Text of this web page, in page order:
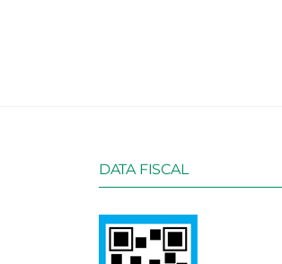
DATA FISCAL